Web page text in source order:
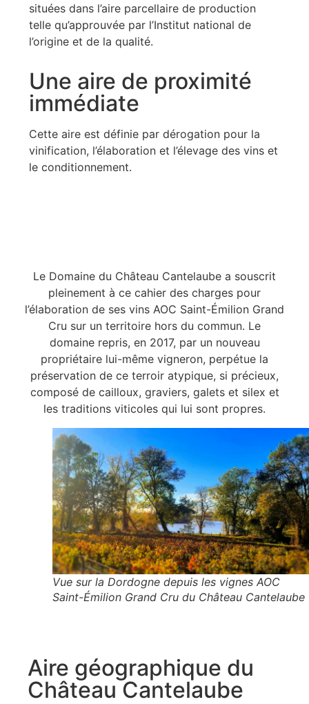
situées dans l’aire parcellaire de production
telle qu’approuvée par l’Institut national de
l’origine et de la qualité.
Une aire de proximité
immédiate
Cette aire est définie par dérogation pour la
vinification, l’élaboration et l’élevage des vins et
le conditionnement.
Le Domaine du Château Cantelaube a souscrit
pleinement à ce cahier des charges pour
l’élaboration de ses vins AOC Saint-Émilion Grand
Cru sur un territoire hors du commun. Le
domaine repris, en 2017, par un nouveau
propriétaire lui-même vigneron, perpétue la
préservation de ce terroir atypique, si précieux,
composé de cailloux, graviers, galets et silex et
les traditions viticoles qui lui sont propres.
Vue sur la Dordogne depuis les vignes AOC
Saint-Émilion Grand Cru du Château Cantelaube
Aire géographique du
Château Cantelaube